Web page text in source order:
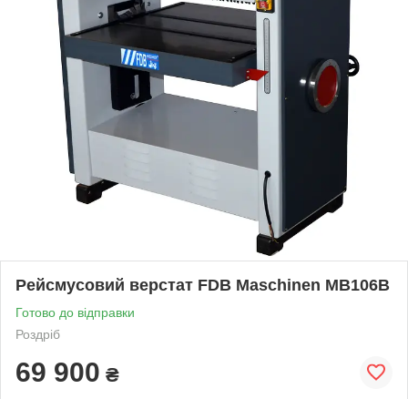
Рейсмусовий верстат FDB Maschinen MB106B
Готово до відправки
Роздріб
69 900 ₴